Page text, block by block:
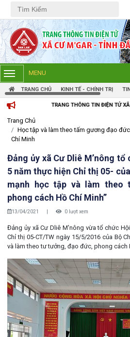
MENU
TRANG CHỦ KINH TẾ - CHÍNH TRỊ
TRANG THÔNG TIN ĐIỆN TỬ XÃ CƯM'GAR, TỈNH
Trang Chủ
Học tập và làm theo tấm gương đạo
Chí Minh
Đảng ủy xã Cư Dliê M’nông
5 năm thực hiện Chỉ thị 05-
mạnh học tập và làm theo
phong cách Hồ Chí Minh”
13/04/2021 | 0 lượt xem
Đảng ủy xã Cư Dliê M'nông vừa tổ chức
Chỉ thị 05-CT/TW ngày 15/5/2016 của Bộ
và làm theo tư tưởng, đạo đức, phong cách